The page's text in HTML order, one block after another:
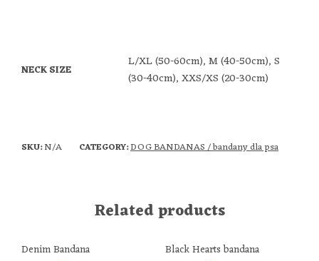
NECK SIZE
L/XL (50-60cm), M (40-50cm), S
(30-40cm), XXS/XS (20-30cm)
SKU:N/A CATEGORY:DOG BANDANAS / bandany dla psa
Related products
Denim Bandana
Black Hearts bandana